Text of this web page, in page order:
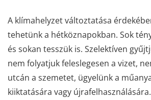
A klímahelyzet változtatása
tehetünk a hétköznapokban. Sok
és sokan tesszük is. Szelektíven
nem folyatjuk feleslegesen a vizet,
utcán a szemetet, ügyelünk a
kiiktatására vagy